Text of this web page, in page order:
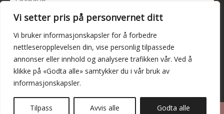
Vi setter pris på personvernet ditt
Vi bruker informasjonskapsler for å forbedre
nettleseropplevelsen din, vise personlig tilpassede
annonser eller innhold og analysere trafikken vår. Ved å
klikke på «Godta alle» samtykker du i vår bruk av
informasjonskapsler.
Tilpass Avvis alle Godta alle